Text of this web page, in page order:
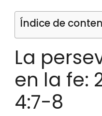
Índice de
La
en la fe:
4:7-8